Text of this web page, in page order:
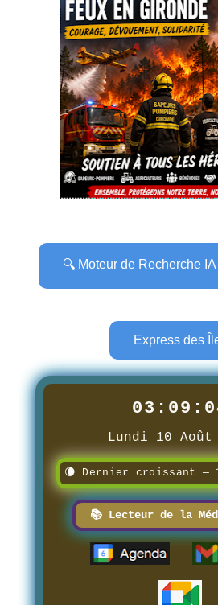
🔍 Moteur de Recherche
Express des
Lundi 10 Août
🌘 Dernier croissant —
📚 Lecteur de la